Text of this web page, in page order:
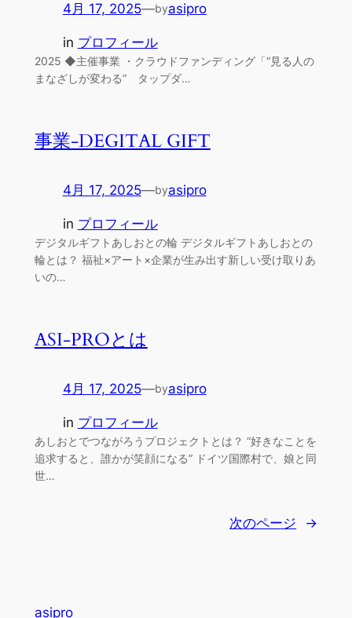
4月 17, 2025—byasipro
in プロフィール
2025 ◆主催事業 ・クラウドファンディング「“見る人の
まなざしが変わる” タップダ…
事業-DEGITAL GIFT
4月 17, 2025—byasipro
in プロフィール
デジタルギフトあしおとの輪 デジタルギフトあしおとの
輪とは？ 福祉×アート×企業が生み出す新しい受け取りあ
いの…
ASI-PROとは
4月 17, 2025—byasipro
in プロフィール
あしおとでつながろうプロジェクトとは？ “好きなことを
追求すると、誰かが笑顔になる” ドイツ国際村で、娘と同
世…
次のページ →
asipro